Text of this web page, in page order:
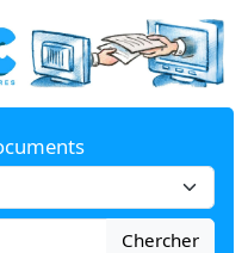
Chercher